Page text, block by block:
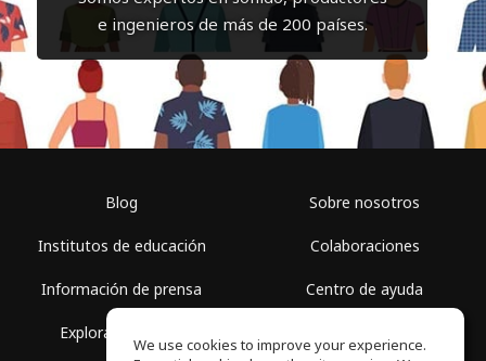
e ingenieros de más de 200 países.
Blog
Institutos de educación
Información de prensa
Explorar espacios
Sobre nosotros
Colaboraciones
Centro de ayuda
We use cookies to improve your experience.